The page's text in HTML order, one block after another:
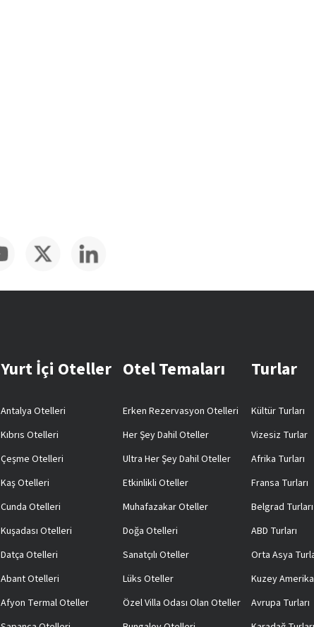
Yurt İçi Oteller
Antalya Otelleri
Kıbrıs Otelleri
Çeşme Otelleri
Kaş Otelleri
Cunda Otelleri
Kuşadası Otelleri
Datça Otelleri
Abant Otelleri
Afyon Termal Oteller
Otel Temaları
Erken Rezervasyon Otelleri
Her Şey Dahil Oteller
Ultra Her Şey Dahil Oteller
Etkinlikli Oteller
Muhafazakar Oteller
Doğa Otelleri
Sanatçılı Oteller
Lüks Oteller
Özel Villa Odası Olan Oteller
Turlar
Kültür Turları
Vizesiz Turlar
Afrika Turları
Fransa Turları
Belgrad Turları
ABD Turları
Orta Asya
Kuzey
Avrupa Turları